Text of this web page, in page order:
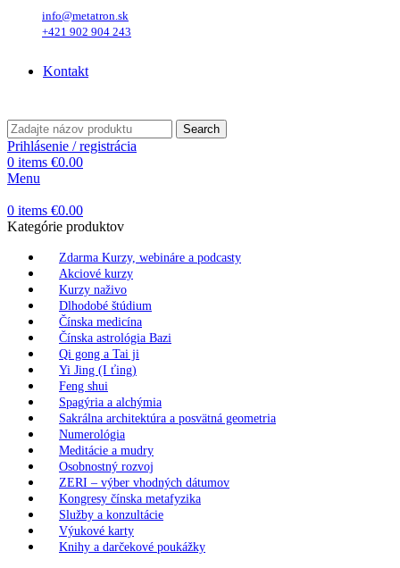
info@metatron.sk
+421 902 904 243
Kontakt
Search
Prihlásenie / registrácia
0 items €0.00
Menu
0 items €0.00
Kategórie produktov
Zdarma Kurzy, webináre a podcasty
Akciové kurzy
Kurzy naživo
Dlhodobé štúdium
Čínska medicína
Čínska astrológia Bazi
Qi gong a Tai ji
Yi Jing (I ťing)
Feng shui
Spagýria a alchýmia
Sakrálna architektúra a posvätná geometria
Numerológia
Meditácie a mudry
Osobnostný rozvoj
ZERI – výber vhodných dátumov
Kongresy čínska metafyzika
Služby a konzultácie
Výukové karty
Knihy a darčekové poukážky